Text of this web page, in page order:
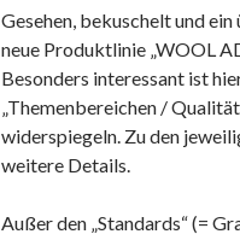
Gesehen, bekuschelt und ein
neue Produktlinie „WOOL
Besonders interessant ist
„Themenbereichen /
widerspiegeln. Zu den
weitere Details.
Außer den „Standards“ (=